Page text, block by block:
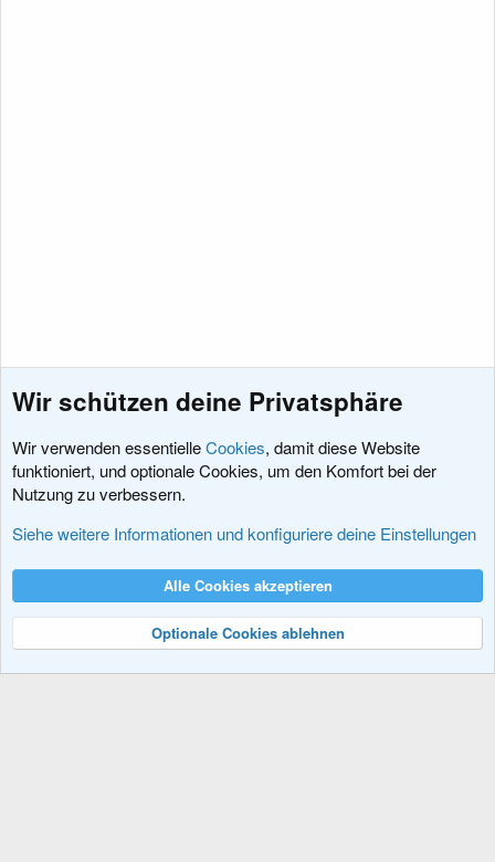
Hacks und Add-Ons
Nutzungsbedingungen Datenschutz
R
Community platform by XenForo® © 2010-2024 XenForo Ltd.
Wir schützen deine Privatsphäre
Wir verwenden essentielleCookies, damit diese Website
funktioniert, und optionale Cookies, um den Komfort bei der
Nutzung zu verbessern.
Siehe weitere Informationen und konfiguriere deine Einstellungen
Alle Cookies akzeptieren
Optionale Cookies ablehnen